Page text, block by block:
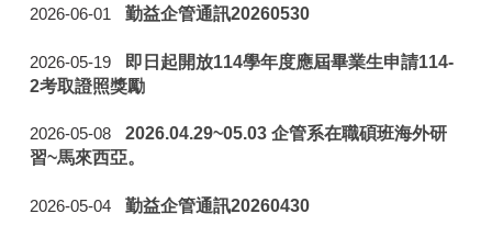
2026-06-01 勤益企管通訊20260530
2026-05-19
即日起開放114學年度應屆畢業生申請114-
2考取證照獎勵
2026-05-08
2026.04.29~05.03 企管系在職碩班海外研
習~馬來西亞。
2026-05-04 勤益企管通訊20260430